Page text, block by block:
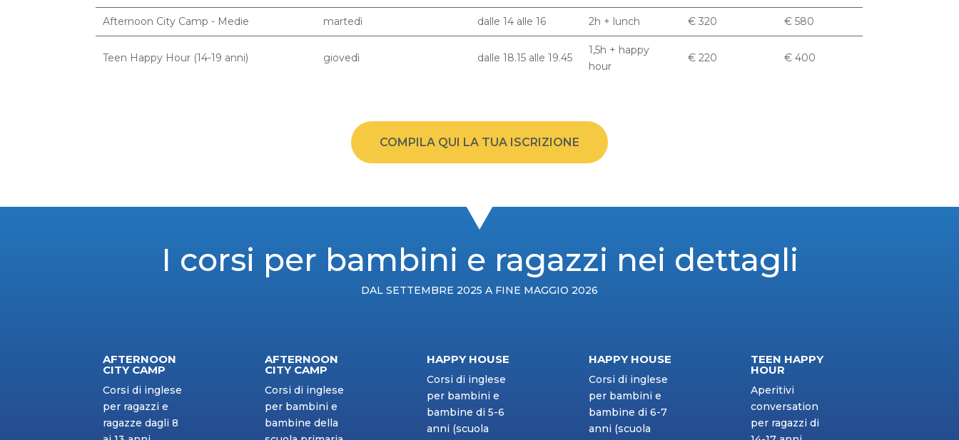
Afternoon City Camp - Medie martedì dalle 14 alle 16 2h + lunch € 320 € 580
Teen Happy Hour (14-19 anni) giovedì dalle 18.15 alle 19.45
1,5h + happy
hour
€ 220 € 400
COMPILA QUI LA TUA ISCRIZIONE
I corsi per bambini e ragazzi nei dettagli
DAL SETTEMBRE 2025 A FINE MAGGIO 2026
AFTERNOON
CITY CAMP
Corsi di inglese
per ragazzi e
ragazze dagli 8
AFTERNOON
CITY CAMP
Corsi di inglese
per bambini e
bambine della
HAPPY HOUSE
Corsi di inglese
per bambini e
bambine di 5-6
anni (scuola
HAPPY HOUSE
Corsi di inglese
per bambini e
bambine di 6-7
anni (scuola
TEEN HAPPY
HOUR
Aperitivi
conversation
per ragazzi di